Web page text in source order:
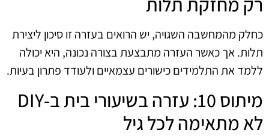
כחלק מהמחשבה השגויה, יש הרואים בעזרה זו סיכון ליצירת
תלות. אך כאשר העזרה מתבצעת בצורה נכונה, היא יכולה
ללמד את התלמידים כישורים עצמאיים ולעודד פתרון בעיות.
מיתוס 10: עזרה בשיעורי בית ב-DIY
לא מתאימה לכל גיל